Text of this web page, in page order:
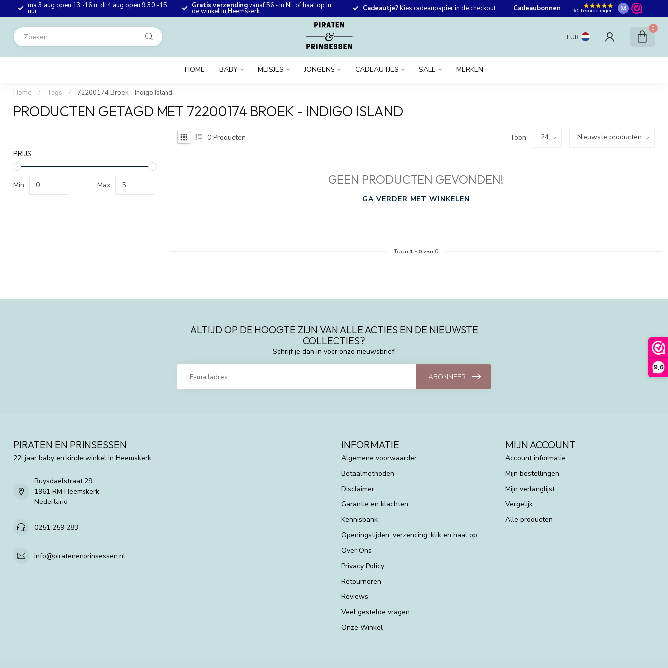
9,6
ma 3 aug open 13 -16 u, di 4 aug open 9.30 -15
uur
Gratis verzendingvanaf 56,- in NL of haal op in
de winkel in Heemskerk Cadeautje?Kies cadeaupapier in de checkout Cadeaubonnen 61 beoordelingen 9.6
EUR
0
HOME BABY MEISJES JONGENS CADEAUTJES SALE MERKEN
Home / Tags / 72200174 Broek - Indigo Island
PRODUCTEN GETAGD MET 72200174 BROEK - INDIGO ISLAND
PRIJS
Min Max
0 Producten Toon:
GEEN PRODUCTEN GEVONDEN!
GA VERDER MET WINKELEN
Toon 1 - 0van 0
ALTIJD OP DE HOOGTE ZIJN VAN ALLE ACTIES EN DE NIEUWSTE
COLLECTIES?
Schrijf je dan in voor onze nieuwsbrief!
ABONNEER
PIRATEN EN PRINSESSEN
22! jaar baby en kinderwinkel in Heemskerk
Ruysdaelstraat 29
1961 RM Heemskerk
Nederland
0251 259 283
info@piratenenprinsessen.nl
INFORMATIE
Algemene voorwaarden
Betaalmethoden
Disclaimer
Garantie en klachten
Kennisbank
Openingstijden, verzending, klik en haal op
Over Ons
Privacy Policy
Retourneren
Reviews
Veel gestelde vragen
Onze Winkel
MIJN ACCOUNT
Account informatie
Mijn bestellingen
Mijn verlanglijst
Vergelijk
Alle producten